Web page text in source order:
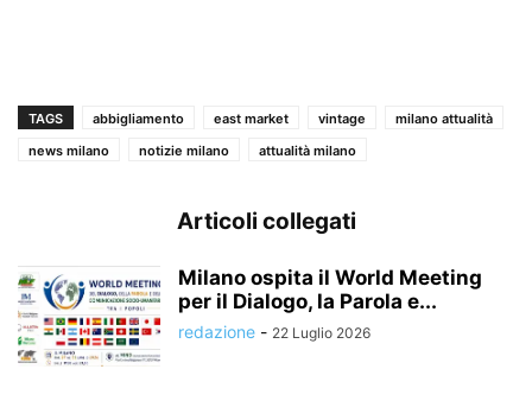
TAGS abbigliamento east market vintage
milano attualità
news milano
notizie milano attualità milano
Articoli collegati
Milano ospita il World Meeting
per il Dialogo, la Parola e...
redazione - 22 Luglio 2026